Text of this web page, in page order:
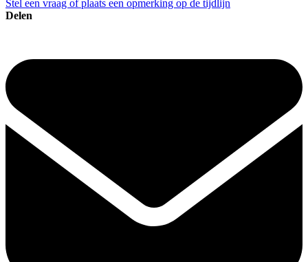
Stel een vraag of plaats een opmerking op de tijdlijn
Delen